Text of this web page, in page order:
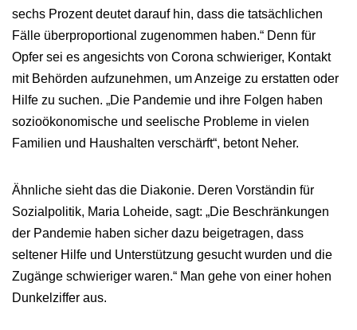
sechs Prozent deutet darauf hin, dass die tatsächlichen
Fälle überproportional zugenommen haben.“ Denn für
Opfer sei es angesichts von Corona schwieriger, Kontakt
mit Behörden aufzunehmen, um Anzeige zu erstatten oder
Hilfe zu suchen. „Die Pandemie und ihre Folgen haben
sozioökonomische und seelische Probleme in vielen
Familien und Haushalten verschärft“, betont Neher.
Ähnliche sieht das die Diakonie. Deren Vorständin für
Sozialpolitik, Maria Loheide, sagt: „Die Beschränkungen
der Pandemie haben sicher dazu beigetragen, dass
seltener Hilfe und Unterstützung gesucht wurden und die
Zugänge schwieriger waren.“ Man gehe von einer hohen
Dunkelziffer aus.